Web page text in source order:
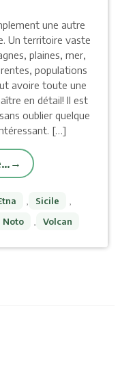
une autre
Un territoire vaste
plaines, mer,
populations
avoire toute une
en détail! Il est
oublier quelque
[…]
Sicile
Noto Volcan